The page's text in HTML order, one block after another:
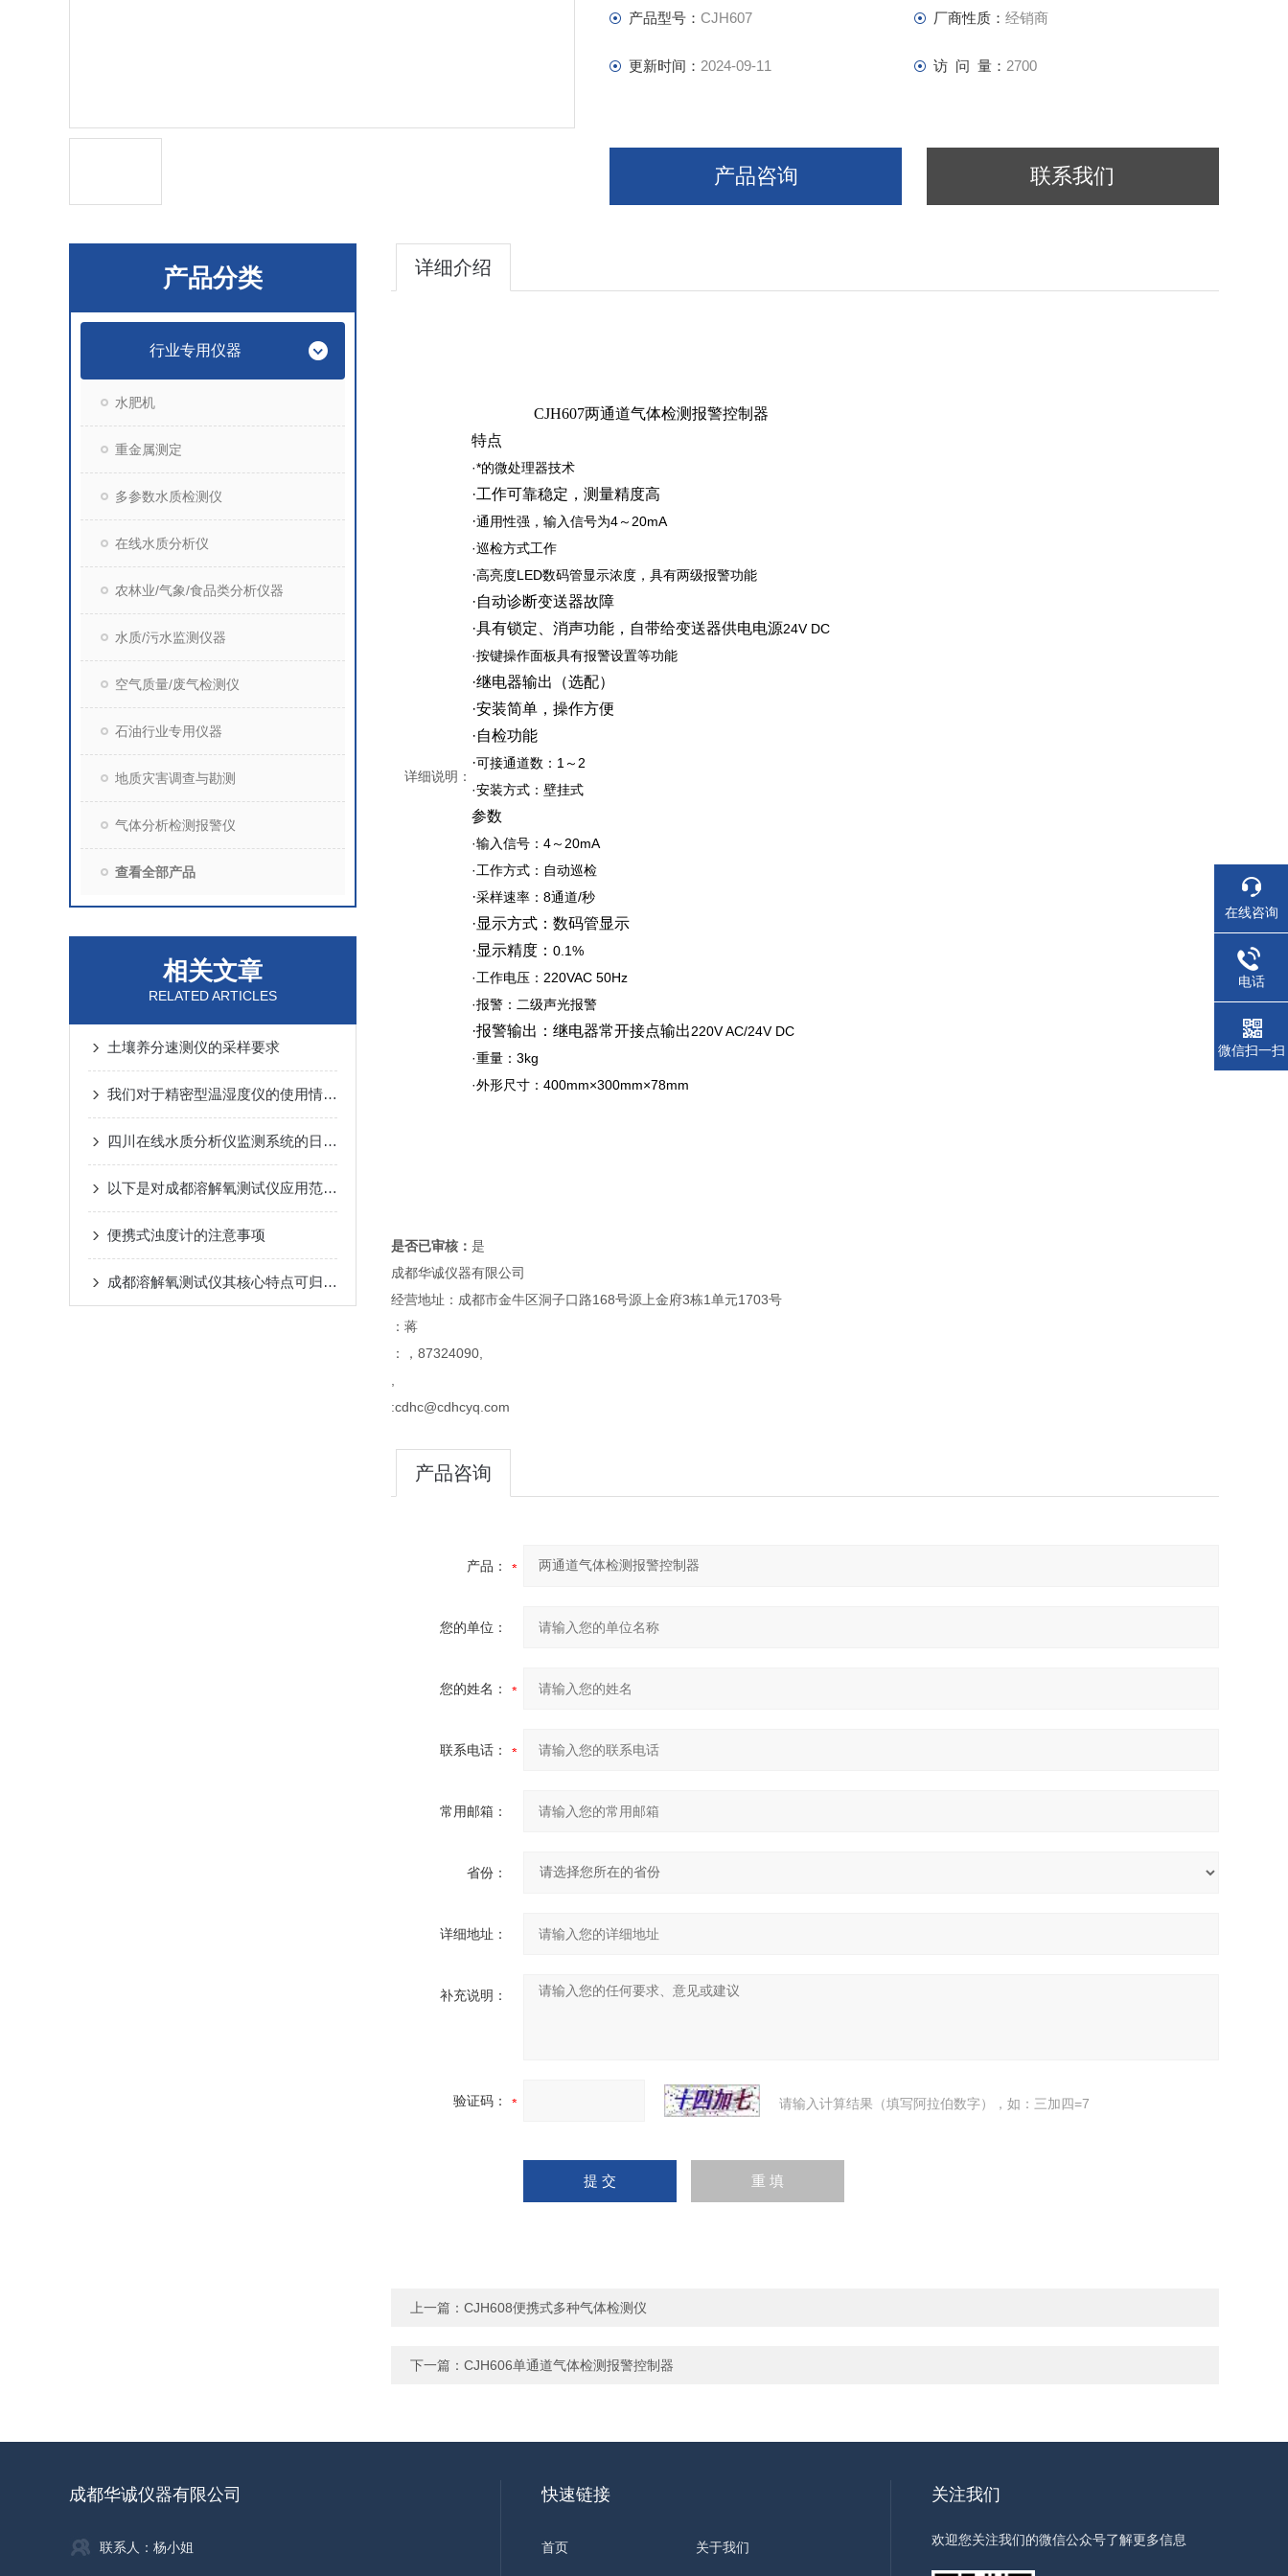
产品型号： CJH607 厂商性质： 经销商
更新时间： 2024-09-11 访 问 量： 2700
产品咨询 联系我们
产品分类
行业专用仪器
水肥机
重金属测定
多参数水质检测仪
在线水质分析仪
农林业/气象/食品类分析仪器
水质/污水监测仪器
空气质量/废气检测仪
石油行业专用仪器
地质灾害调查与勘测
气体分析检测报警仪
查看全部产品
相关文章
RELATED ARTICLES
土壤养分速测仪的采样要求
我们对于精密型温湿度仪的使用情况分析概述
四川在线水质分析仪监测系统的日常维护工作
以下是对成都溶解氧测试仪应用范围的详细归纳
便携式浊度计的注意事项
成都溶解氧测试仪其核心特点可归纳为以下几个方面
详细介绍
详细说明：
CJH607两通道气体检测报警控制器
特点
·*的微处理器技术
·工作可靠稳定，测量精度高
·通用性强，输入信号为4～ 20mA
·巡检方式工作
·高亮度LED数码管显示浓度，具有两级报警功能
·自动诊断变送器故障
·具有锁定、消声功能，自带给变送器供电电源24V DC
·按键操作面板具有报警设置等功能
·继电器输出（选配）
·安装简单，操作方便
·自检功能
·可接通道数： 1 ～ 2
·安装方式：壁挂式
参数
·输入信号： 4～ 20mA
·工作方式：自动巡检
·采样速率： 8通道/秒
·显示方式：数码管显示
·显示精度： 0.1%
·工作电压： 220VAC 50Hz
·报警：二级声光报警
·报警输出：继电器常开接点输出220V AC/24V DC
·重量： 3kg
·外形尺寸： 400mm×300mm×78mm
是否已审核： 是
成都华诚仪器有限公司
经营地址：成都市金牛区洞子口路168号源上金府3栋1单元1703号
：蒋
：，87324090,
:cdhc@cdhcyq.com
产品咨询
产品：
您的单位：
您的姓名：
联系电话：
常用邮箱：
省份：
详细地址：
补充说明：
验证码： 请输入计算结果（填写阿拉伯数字），如：三加四=7
上一篇： CJH608便携式多种气体检测仪
下一篇： CJH606单通道气体检测报警控制器
成都华诚仪器有限公司
联系人：杨小姐
快速链接
首页 关于我们
关注我们
欢迎您关注我们的微信公众号了解更多信息
在线咨询
电话
微信扫一扫